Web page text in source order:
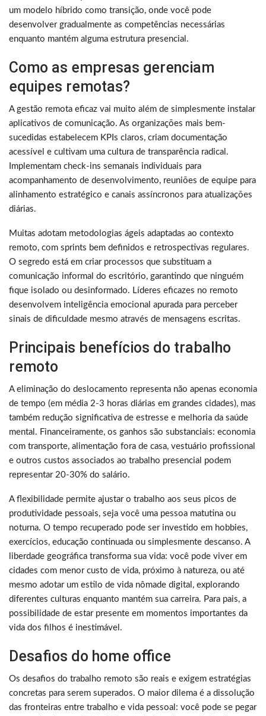
um modelo híbrido como transição, onde você pode
desenvolver gradualmente as competências necessárias
enquanto mantém alguma estrutura presencial.
Como as empresas gerenciam
equipes remotas?
A gestão remota eficaz vai muito além de simplesmente instalar
aplicativos de comunicação. As organizações mais bem-
sucedidas estabelecem KPIs claros, criam documentação
acessível e cultivam uma cultura de transparência radical.
Implementam check-ins semanais individuais para
acompanhamento de desenvolvimento, reuniões de equipe para
alinhamento estratégico e canais assíncronos para atualizações
diárias.
Muitas adotam metodologias ágeis adaptadas ao contexto
remoto, com sprints bem definidos e retrospectivas regulares.
O segredo está em criar processos que substituam a
comunicação informal do escritório, garantindo que ninguém
fique isolado ou desinformado. Líderes eficazes no remoto
desenvolvem inteligência emocional apurada para perceber
sinais de dificuldade mesmo através de mensagens escritas.
Principais benefícios do trabalho
remoto
A eliminação do deslocamento representa não apenas economia
de tempo (em média 2-3 horas diárias em grandes cidades), mas
também redução significativa de estresse e melhoria da saúde
mental. Financeiramente, os ganhos são substanciais: economia
com transporte, alimentação fora de casa, vestuário profissional
e outros custos associados ao trabalho presencial podem
representar 20-30% do salário.
A flexibilidade permite ajustar o trabalho aos seus picos de
produtividade pessoais, seja você uma pessoa matutina ou
noturna. O tempo recuperado pode ser investido em hobbies,
exercícios, educação continuada ou simplesmente descanso. A
liberdade geográfica transforma sua vida: você pode viver em
cidades com menor custo de vida, próximo à natureza, ou até
mesmo adotar um estilo de vida nômade digital, explorando
diferentes culturas enquanto mantém sua carreira. Para pais, a
possibilidade de estar presente em momentos importantes da
vida dos filhos é inestimável.
Desafios do home office
Os desafios do trabalho remoto são reais e exigem estratégias
concretas para serem superados. O maior dilema é a dissolução
das fronteiras entre trabalho e vida pessoal: você pode se pegar